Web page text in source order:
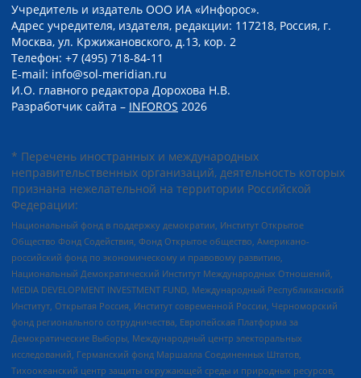
Учредитель и издатель ООО ИА «Инфорос».
Адрес учредителя, издателя, редакции: 117218, Россия, г.
Москва, ул. Кржижановского, д.13, кор. 2
Телефон: +7 (495) 718-84-11
E-mail: info@sol-meridian.ru
И.О. главного редактора Дорохова Н.В.
Разработчик сайта – INFOROS 2026
* Перечень иностранных и международных
неправительственных организаций, деятельность которых
признана нежелательной на территории Российской
Федерации:
Национальный фонд в поддержку демократии, Институт Открытое
Общество Фонд Содействия, Фонд Открытое общество, Американо-
российский фонд по экономическому и правовому развитию,
Национальный Демократический Институт Международных Отношений,
MEDIA DEVELOPMENT INVESTMENT FUND, Международный Республиканский
Институт, Открытая Россия, Институт современной России, Черноморский
фонд регионального сотрудничества, Европейская Платформа за
Демократические Выборы, Международный центр электоральных
исследований, Германский фонд Маршалла Соединенных Штатов,
Тихоокеанский центр защиты окружающей среды и природных ресурсов,